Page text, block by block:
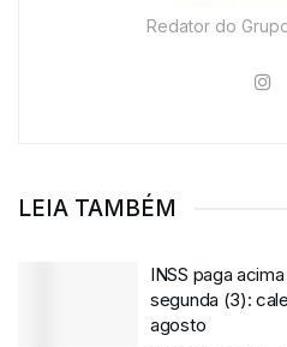
Redator do
LEIA TAMBÉM
INSS paga
segunda (3):
agosto